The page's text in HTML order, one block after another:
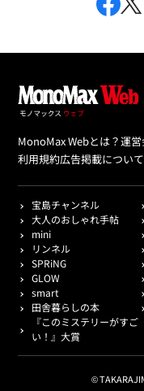
MonoMax Webとは？運
利用規約広告掲載について
宝島チャンネル
大人のおしゃれ手帖
mini
リンネル
SPRiNG
GLOW
smart
田舎暮らしの本
『このミステリーがすご
い！』大賞
©